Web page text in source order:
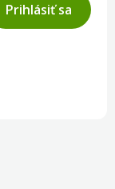
Prihlásiť sa